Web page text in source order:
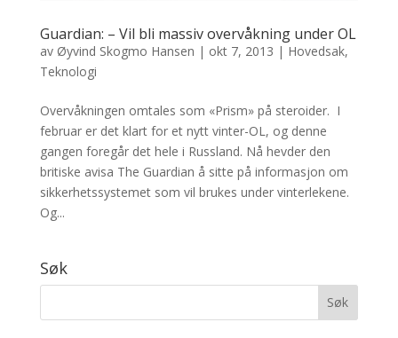
Guardian: – Vil bli massiv overvåkning under OL
av Øyvind Skogmo Hansen | okt 7, 2013 | Hovedsak,
Teknologi
Overvåkningen omtales som «Prism» på steroider. I
februar er det klart for et nytt vinter-OL, og denne
gangen foregår det hele i Russland. Nå hevder den
britiske avisa The Guardian å sitte på informasjon om
sikkerhetssystemet som vil brukes under vinterlekene.
Og...
Søk